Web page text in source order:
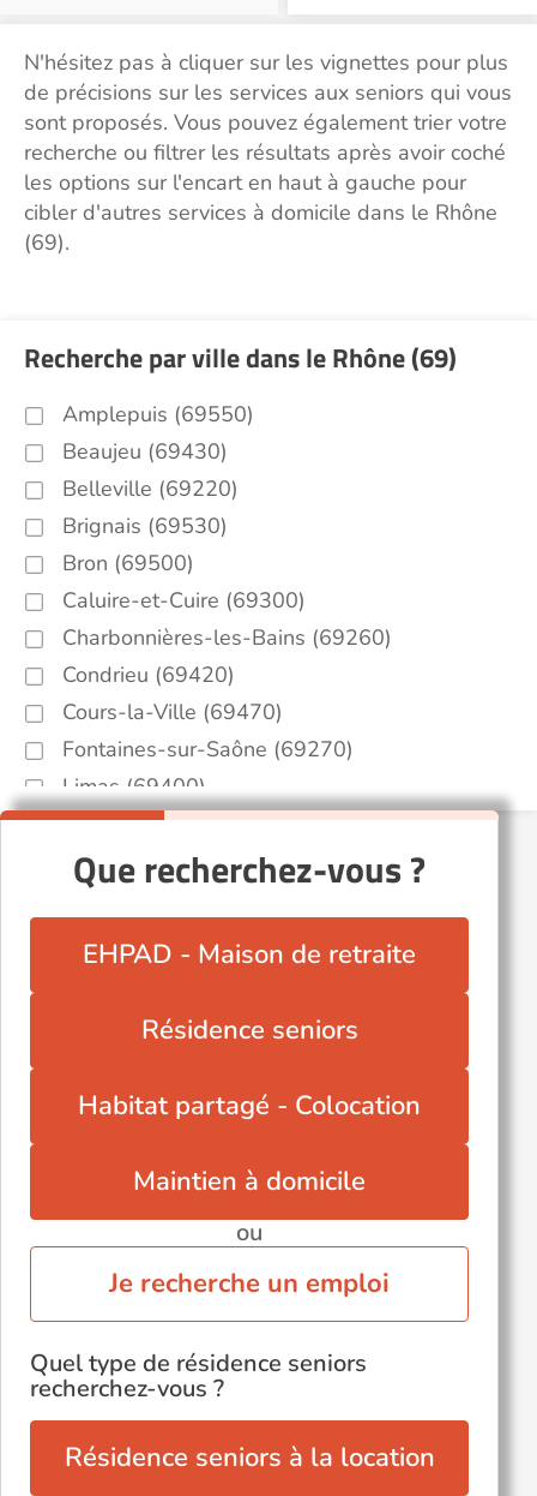
N'hésitez pas à cliquer sur les vignettes pour plus
de précisions sur les services aux seniors qui vous
sont proposés. Vous pouvez également trier votre
recherche ou filtrer les résultats après avoir coché
les options sur l'encart en haut à gauche pour
cibler d'autres services à domicile dans le Rhône
(69).
Recherche par ville dans le Rhône (69)
Amplepuis (69550)
Beaujeu (69430)
Belleville (69220)
Brignais (69530)
Bron (69500)
Caluire-et-Cuire (69300)
Charbonnières-les-Bains (69260)
Condrieu (69420)
Cours-la-Ville (69470)
Fontaines-sur-Saône (69270)
Limas (69400)
Lyon (69000)
Mornant (69440)
Neuville-sur-Saône (69250)
Saint-Genis-Laval (69230)
Villefranche-sur-Saône (69400)
Écully (69130)
Que recherchez-vous ?
EHPAD - Maison de retraite
Résidence seniors
Habitat partagé - Colocation
Maintien à domicile
ou
Je recherche un emploi
Quel type de résidence seniors
recherchez-vous ?
Résidence seniors à la location